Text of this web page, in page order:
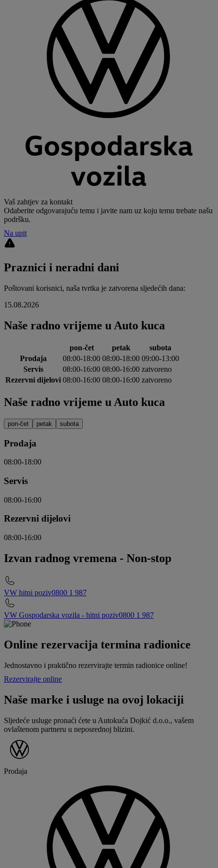
Vaš zahtjev za kontakt
Odaberite odgovarajuću temu i javite nam uz koju temu trebate našu
podršku.
Na upit
Praznici i neradni dani
Poštovani korisnici, naša tvrtka je zatvorena sljedećih dana:
15.08.2026
Naše radno vrijeme u Auto kuca
pon-čet petak
subota
Prodaja
08:00-18:00 08:00-18:00 09:00-13:00
Servis
08:00-16:00 08:00-16:00 zatvoreno
Rezervni dijelovi 08:00-16:00 08:00-16:00 zatvoreno
Naše radno vrijeme u Auto kuca
pon-čet petak subota
Prodaja
08:00-18:00
Servis
08:00-16:00
Rezervni dijelovi
08:00-16:00
Izvan radnog vremena - Non-stop
VW hitni poziv0800 1 987
VW Gospodarska vozila - hitni poziv0800 1 987
Online rezervacija termina radionice
Jednostavno i praktično rezervirajte termin radionice online!
Rezervirajte online
Naše marke i usluge na ovoj lokaciji
Sljedeće usluge pronaći ćete u Autokuća Dojkić d.o.o., vašem
ovlaštenom partneru u neposrednoj blizini.
Prodaja